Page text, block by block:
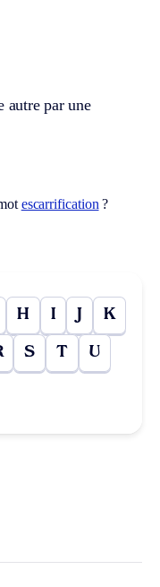
autre par une
escarrification ?
H I J K
S T U